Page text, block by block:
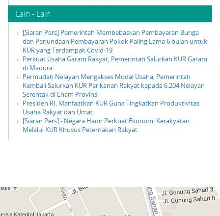
Lain - Lain
[Siaran Pers] Pemerintah Membebaskan Pembayaran Bunga
dan Penundaan Pembayaran Pokok Paling Lama 6 bulan untuk
KUR yang Terdampak Covid-19
Perkuat Usaha Garam Rakyat, Pemerintah Salurkan KUR Garam
di Madura
Permudah Nelayan Mengakses Modal Usaha, Pemerintah
Kembali Salurkan KUR Perikanan Rakyat kepada 6.204 Nelayan
Serentak di Enam Provinsi
Presiden RI: Manfaatkan KUR Guna Tingkatkan Produktivitas
Usaha Rakyat dan Umat
[Siaran Pers] - Negara Hadir Perkuat Ekonomi Kerakyatan
Melalui KUR Khusus Peternakan Rakyat